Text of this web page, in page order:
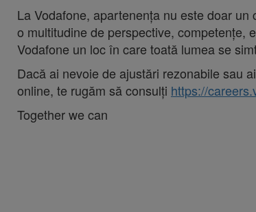
La Vodafone, apartenența nu este doar
o multitudine de perspective, competențe,
Vodafone un loc în care toată lumea se
Dacă ai nevoie de ajustări rezonabile sau
online, te rugăm să consulți https://
Together we can